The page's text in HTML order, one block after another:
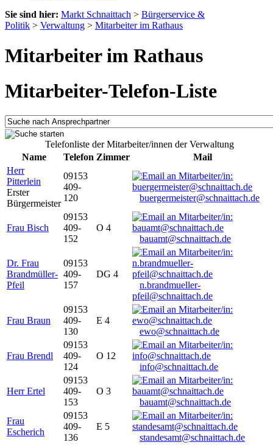
Sie sind hier: Markt Schnaittach > Bürgerservice &
Politik > Verwaltung > Mitarbeiter im Rathaus
Mitarbeiter im Rathaus
Mitarbeiter-Telefon-Liste
Telefonliste der Mitarbeiter/innen der Verwaltung
Name
Telefon Zimmer
Mail
Herr
Pitterlein
Erster
Bürgermeister
09153
409-
120
buergermeister@schnaittach.de
Frau Bisch
09153
409-
152
O 4
bauamt@schnaittach.de
Dr. Frau
Brandmüller-
Pfeil
09153
409-
157
DG 4
n.brandmueller-
pfeil@schnaittach.de
Frau Braun
09153
409-
130
E 4
ewo@schnaittach.de
Frau Brendl
09153
409-
124
O 12
info@schnaittach.de
Herr Ertel
09153
409-
153
O 3
bauamt@schnaittach.de
Frau
Escherich
09153
409-
136
E 5
standesamt@schnaittach.de